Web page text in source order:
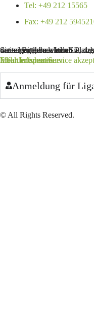
Tel: +49 212 15565
Fax: +49 212
Sie sehen gerade einen
. Um auf den eigentlichen Inhalt zuzugreifen, klicken Sie auf die Schaltfläche unten. Bitte beachten Sie, dass dabei Daten an Drittanbieter weitergegeben werden.
Mehr Informationen
Inhalt entsperren
Erforderlichen Service
Anmeldung für
© All Rights Reserved.